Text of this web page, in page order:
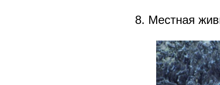
8. Местная